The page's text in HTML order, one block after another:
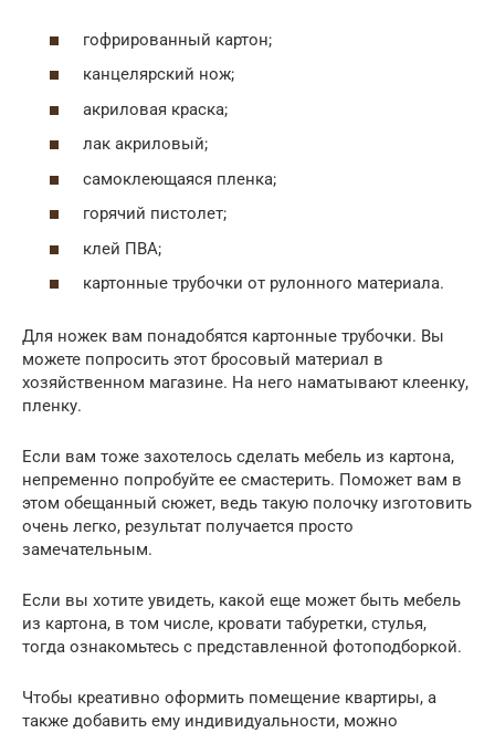
гофрированный картон;
канцелярский нож;
акриловая краска;
лак акриловый;
самоклеющаяся пленка;
горячий пистолет;
клей ПВА;
картонные трубочки от рулонного материала.
Для ножек вам понадобятся картонные трубочки. Вы
можете попросить этот бросовый материал в
хозяйственном магазине. На него наматывают клеенку,
пленку.
Если вам тоже захотелось сделать мебель из картона,
непременно попробуйте ее смастерить. Поможет вам в
этом обещанный сюжет, ведь такую полочку изготовить
очень легко, результат получается просто
замечательным.
Если вы хотите увидеть, какой еще может быть мебель
из картона, в том числе, кровати табуретки, стулья,
тогда ознакомьтесь с представленной фотоподборкой.
Чтобы креативно оформить помещение квартиры, а
также добавить ему индивидуальности, можно